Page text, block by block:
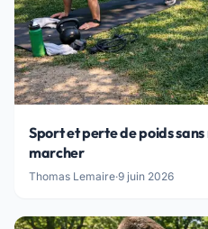
Sport et perte de poids
marcher
Thomas Lemaire·9 juin 2026